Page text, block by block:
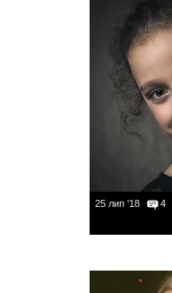
25 лип '18 4